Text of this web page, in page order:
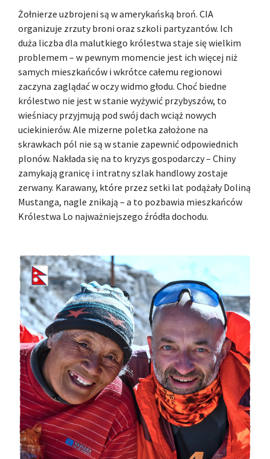
Żołnierze uzbrojeni są w amerykańską broń. CIA
organizuje zrzuty broni oraz szkoli partyzantów. Ich
duża liczba dla malutkiego królestwa staje się wielkim
problemem – w pewnym momencie jest ich więcej niż
samych mieszkańców i wkrótce całemu regionowi
zaczyna zaglądać w oczy widmo głodu. Choć biedne
królestwo nie jest w stanie wyżywić przybyszów, to
wieśniacy przyjmują pod swój dach wciąż nowych
uciekinierów. Ale mizerne poletka założone na
skrawkach pól nie są w stanie zapewnić odpowiednich
plonów. Nakłada się na to kryzys gospodarczy – Chiny
zamykają granicę i intratny szlak handlowy zostaje
zerwany. Karawany, które przez setki lat podążały Doliną
Mustanga, nagle znikają – a to pozbawia mieszkańców
Królestwa Lo najważniejszego źródła dochodu.